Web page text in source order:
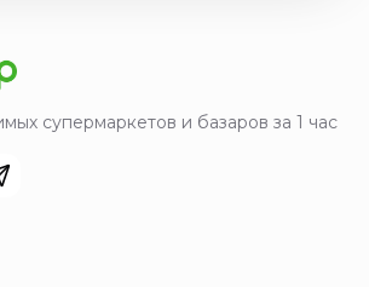
супермаркетов и базаров за 1 час